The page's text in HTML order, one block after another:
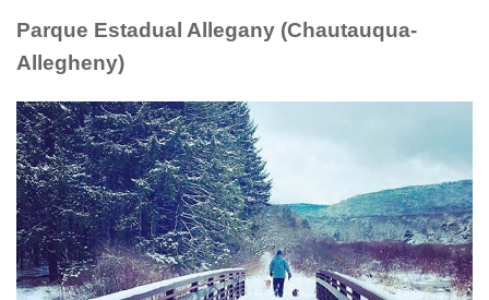
Parque Estadual Allegany (Chautauqua-
Allegheny)